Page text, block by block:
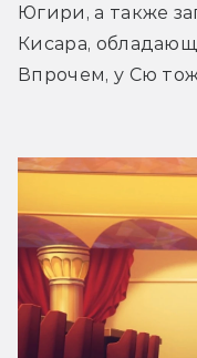
Югири, а также
Кисара,
Впрочем, у Сю